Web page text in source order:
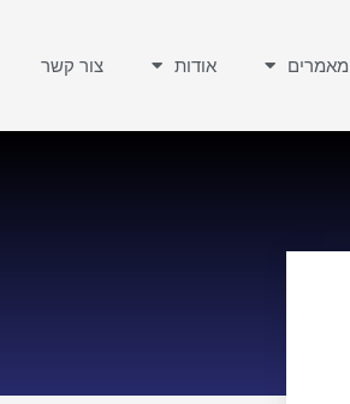
מאמרים אודות צור קשר